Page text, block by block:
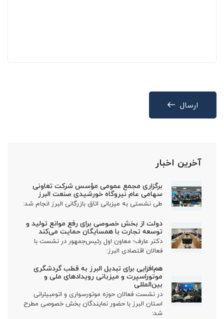
ارسال
آخرین اخبار
برگزاری مجمع عمومی مؤسس شرکت تعاونی
سهامی عام نیروگاه خورشیدی صنعت البرز
طی نشستی به میزبانی اتاق بازرگانی البرز انجام شد:
دولت از بخش خصوصی برای رفع موانع تولید و
توسعه تجارت با همسایگان حمایت می‌کند
دکتر عارف؛ معاون اول رئیس‌جمهور در نشست با
فعالان اقتصادی البرز:
هم‌افزایی برای تبدیل البرز به قطب گردشگری
موتوراسپرت و میزبانی رویدادهای ملی و
بین‌المللی
در نشست فعالان حوزه موتورسواری و اتومبیلرانی
استان البرز با حضور نمایندگان بخش خصوصی مطرح
شد: